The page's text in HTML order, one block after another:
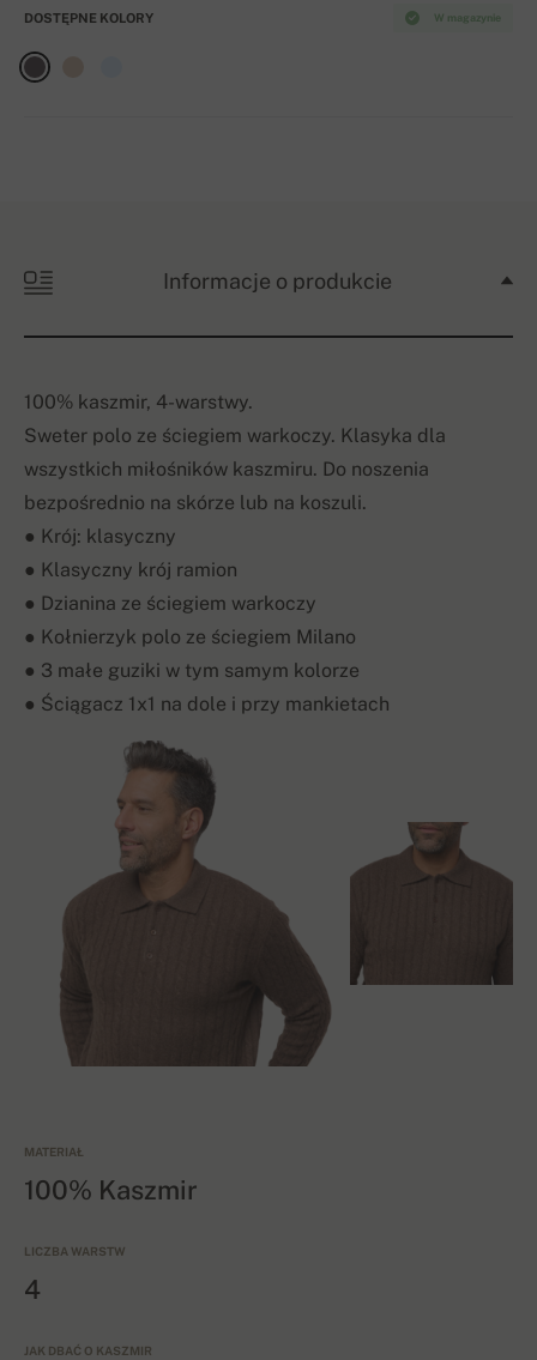
W magazynie
DOSTĘPNE KOLORY
Informacje o produkcie
100% kaszmir, 4-warstwy.
Sweter polo ze ściegiem warkoczy. Klasyka dla
wszystkich miłośników kaszmiru. Do noszenia
bezpośrednio na skórze lub na koszuli.
● Krój: klasyczny
● Klasyczny krój ramion
● Dzianina ze ściegiem warkoczy
● Kołnierzyk polo ze ściegiem Milano
● 3 małe guziki w tym samym kolorze
● Ściągacz 1x1 na dole i przy mankietach
MATERIAŁ
100% Kaszmir
LICZBA WARSTW
4
JAK DBAĆ O KASZMIR